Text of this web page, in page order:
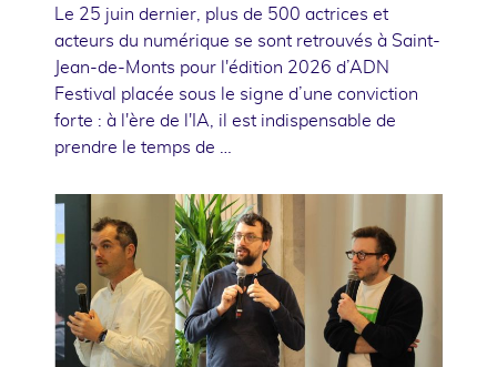
Le 25 juin dernier, plus de 500 actrices et
acteurs du numérique se sont retrouvés à Saint-
Jean-de-Monts pour l'édition 2026 d’ADN
Festival placée sous le signe d’une conviction
forte : à l'ère de l'IA, il est indispensable de
prendre le temps de …